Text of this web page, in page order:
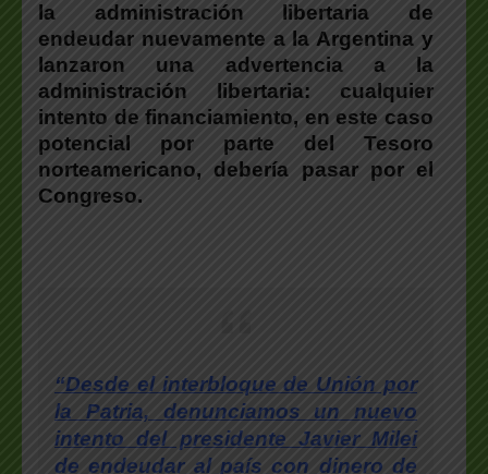
la administración libertaria de
endeudar nuevamente a la Argentina y
lanzaron una advertencia a la
administración libertaria: cualquier
intento de financiamiento, en este caso
potencial por parte del Tesoro
norteamericano, debería pasar por el
Congreso.
“Desde el interbloque de Unión por
la Patria, denunciamos un nuevo
intento del presidente Javier Milei
de endeudar al país con dinero de